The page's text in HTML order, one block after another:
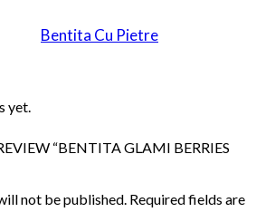
Bentita Cu Pietre
yet.
“BENTITA GLAMI BERRIES
not be published. Required fields are